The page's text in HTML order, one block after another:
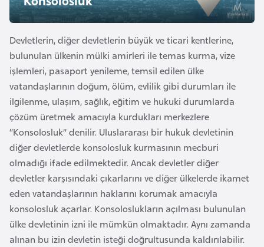
İ
ş
l
e
m
r
i
i
Devletlerin, diğer devletlerin büyük ve ticari kentlerine,
bulunulan ülkenin mülki amirleri ile temas kurma, vize
işlemleri, pasaport yenileme, temsil edilen ülke
vatandaşlarının doğum, ölüm, evlilik gibi durumları ile
ilgilenme, ulaşım, sağlık, eğitim ve hukuki durumlarda
çözüm üretmek amacıyla kurdukları merkezlere
“Konsolosluk” denilir. Uluslararası bir hukuk devletinin
diğer devletlerde konsolosluk kurmasının mecburi
olmadığı ifade edilmektedir. Ancak devletler diğer
devletler karşısındaki çıkarlarını ve diğer ülkelerde ikamet
eden vatandaşlarının haklarını korumak amacıyla
konsolosluk açarlar. Konsoloslukların açılması bulunulan
ülke devletinin izni ile mümkün olmaktadır. Aynı zamanda
alınan bu izin devletin isteği doğrultusunda kaldırılabilir.
u
t
u
r
y
a
A
z
e
r
b
a
y